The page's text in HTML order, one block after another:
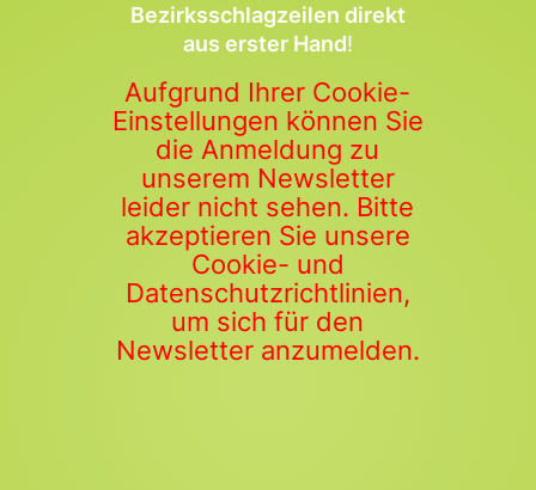
Bezirksschlagzeilen direkt
aus erster Hand!
Aufgrund Ihrer Cookie-
Einstellungen können Sie
die Anmeldung zu
unserem Newsletter
leider nicht sehen. Bitte
akzeptieren Sie unsere
Cookie- und
Datenschutzrichtlinien,
um sich für den
Newsletter anzumelden.